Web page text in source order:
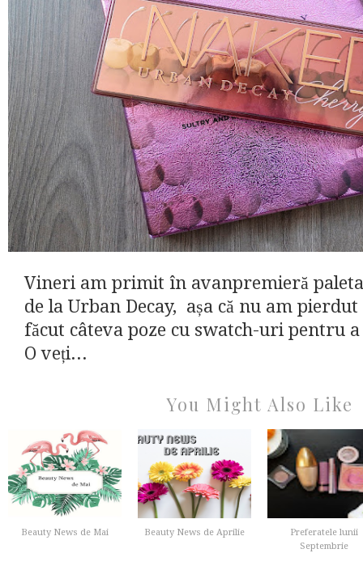
Vineri am primit în avanpremieră
de la Urban Decay, așa că nu am
făcut câteva poze cu swatch-uri pentru a
O veți...
You Might Also Like
Beauty News de Mai Beauty News de Aprilie
Preferatele lunii
Septembrie